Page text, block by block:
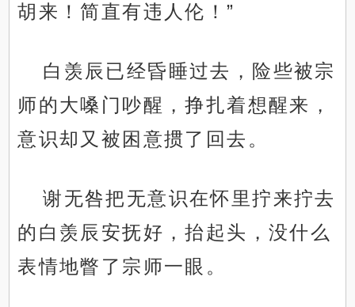
胡来！简直有违人伦！”
白羡辰已经昏睡过去，险些被宗
师的大嗓门吵醒，挣扎着想醒来，
意识却又被困意掼了回去。
谢无咎把无意识在怀里拧来拧去
的白羡辰安抚好，抬起头，没什么
表情地瞥了宗师一眼。